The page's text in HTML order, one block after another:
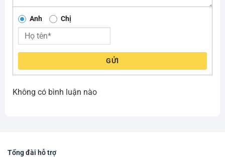
Anh Chị
GỬI
Không có bình luận nào
Tổng đài hỗ trợ